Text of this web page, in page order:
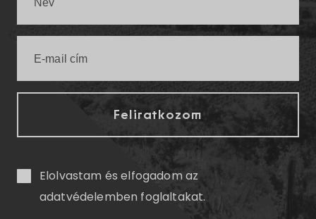
Elolvastam és elfogadom az
adatvédelemben foglaltakat.